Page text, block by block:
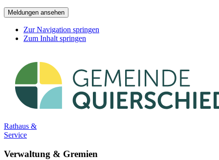
Meldungen ansehen
Zur Navigation springen
Zum Inhalt springen
Rathaus &
Service
Verwaltung & Gremien